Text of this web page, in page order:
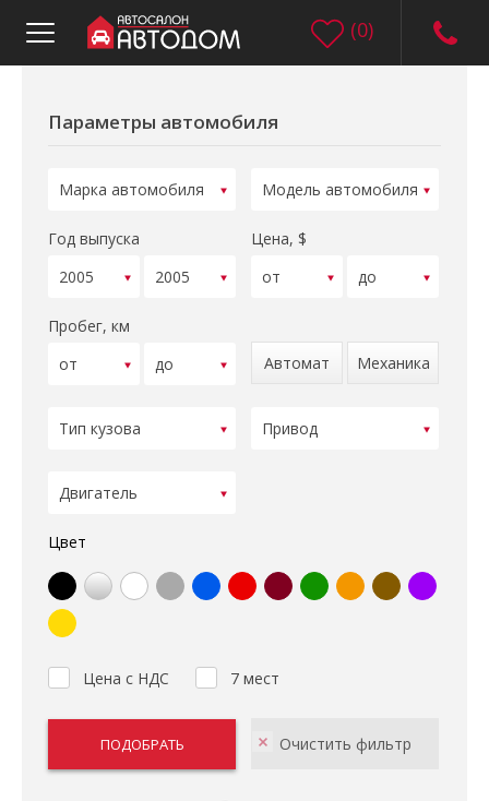
(0)
Параметры автомобиля
Год выпуска Цена, $
Пробег, км
Автомат
Механика
Цвет
Цена с НДС 7 мест